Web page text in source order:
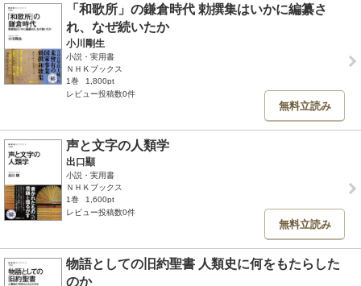
「和歌所」の鎌倉時代 勅撰集はいかに編纂さ
れ、なぜ続いたか
小川剛生
小説・実用書
ＮＨＫブックス
1巻
1,800pt
レビュー投稿数0件
無料立読み
声と文字の人類学
出口顯
小説・実用書
ＮＨＫブックス
1巻
1,600pt
レビュー投稿数0件
無料立読み
物語としての旧約聖書 人類史に何をもたらした
のか